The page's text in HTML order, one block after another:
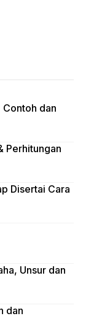
Contoh dan
Perhitungan
Disertai Cara
Unsur dan
dan